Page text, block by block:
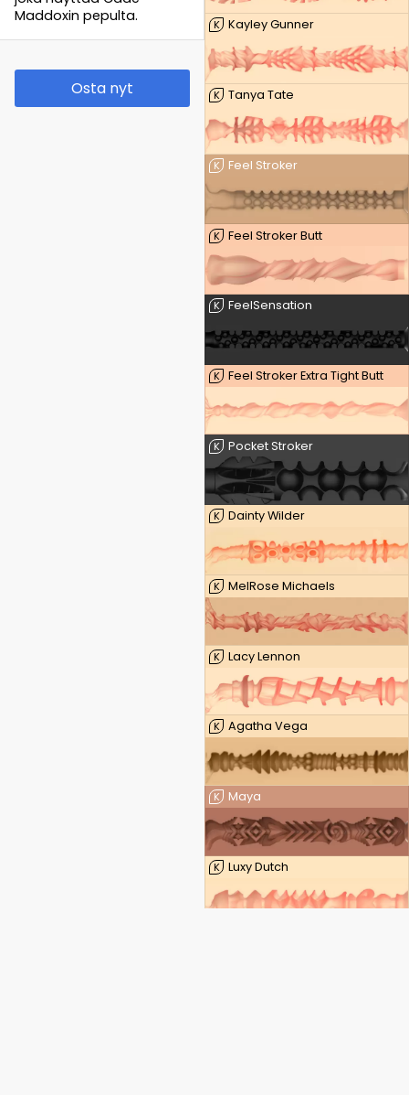
K Kayley Gunner
K Tanya Tate
K Feel Stroker
K Feel Stroker Butt
K FeelSensation
K Feel Stroker Extra Tight Butt
K Pocket Stroker
K Dainty Wilder
K MelRose Michaels
K Lacy Lennon
K Agatha Vega
K Maya
K Luxy Dutch
Maddoxin pepulta.
Osta nyt